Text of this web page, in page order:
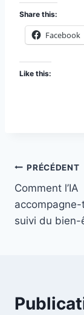
Share this:
Facebook
Like this:
de
l’article
PRÉCÉDENT
Comment l’IA
suivi du bien-